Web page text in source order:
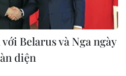
Belarus và Nga ngày
diện